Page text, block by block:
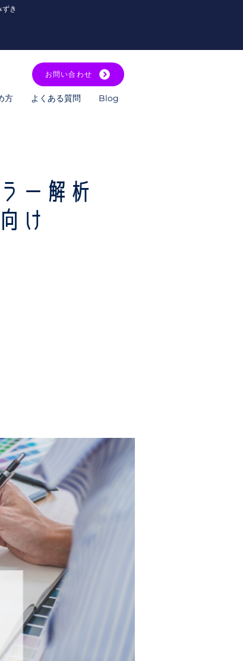
き
お問い合わせ
方 よくある質問 Blog
ー解析
け